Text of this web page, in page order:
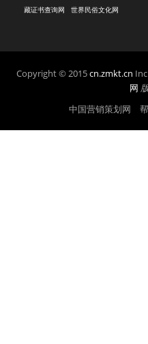
藏证书查询网
世界民俗文化网
Copyright © 2015cn.zmkt.cn
网
中国营销策划网 帮